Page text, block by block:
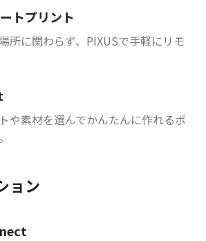
トプリント
所に関わらず、PIXUSで手軽にリモ
や素材を選んでかんたんに作れるポ
ョン